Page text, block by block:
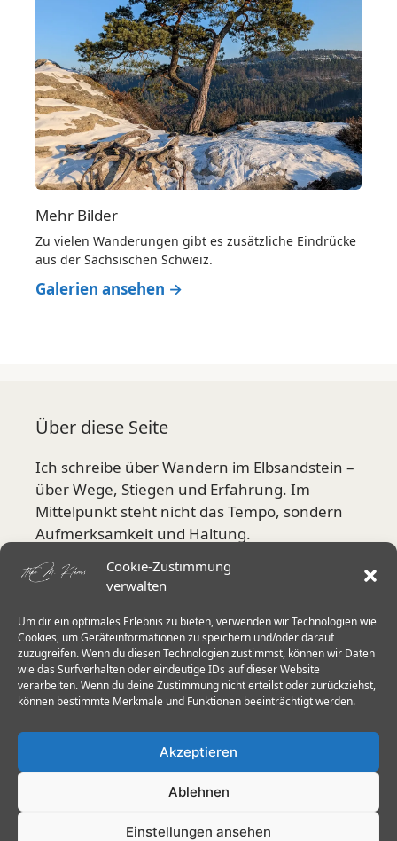
Cookie-Zustimmung
verwalten
Um dir ein optimales Erlebnis zu bieten, verwenden wir Technologien wie
Cookies, um Geräteinformationen zu speichern und/oder darauf
zuzugreifen. Wenn du diesen Technologien zustimmst, können wir Daten
wie das Surfverhalten oder eindeutige IDs auf dieser Website
verarbeiten. Wenn du deine Zustimmung nicht erteilst oder zurückziehst,
können bestimmte Merkmale und Funktionen beeinträchtigt werden.
Akzeptieren
Ablehnen
Einstellungen ansehen
Mehr Bilder
Zu vielen Wanderungen gibt es zusätzliche Eindrücke
aus der Sächsischen Schweiz.
Galerien ansehen →
Über diese Seite
Ich schreibe über Wandern im Elbsandstein –
über Wege, Stiegen und Erfahrung. Im
Mittelpunkt steht nicht das Tempo, sondern
Aufmerksamkeit und Haltung.
Mehr über mich
Aktuelle Schwerpunkte
Stiegen in der Sächsischen Schweiz
Herkulessäulen & Schrammsteine
Wanderstöcke im Elbsandstein
Trittsicherheit 60+